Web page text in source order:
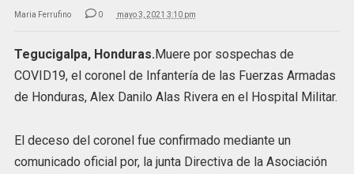
Maria Ferrufino 0 mayo 3, 2021 3:10 pm
Tegucigalpa, Honduras. Muere por sospechas de
COVID19, el coronel de Infantería de las Fuerzas Armadas
de Honduras, Alex Danilo Alas Rivera en el Hospital Militar.
El deceso del coronel fue confirmado mediante un
comunicado oficial por, la junta Directiva de la Asociación